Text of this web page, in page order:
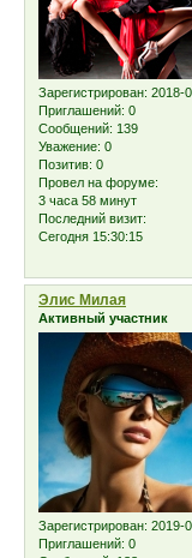
Зарегистрирован: 2018-
Приглашений: 0
Сообщений: 139
Уважение: 0
Позитив: 0
Провел на форуме:
3 часа 58 минут
Последний визит:
Сегодня 15:30:15
Элис Милая
Активный участник
Зарегистрирован: 2019-
Приглашений: 0